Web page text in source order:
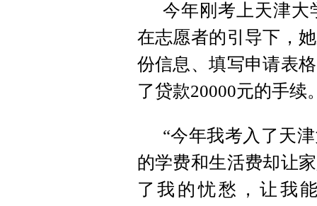
今年刚考上天津大
在志愿者的引导下，
份信息、填写申请表
了贷款20000元的手续
“今年我考入了天
的学费和生活费却让
了我的忧愁，让我